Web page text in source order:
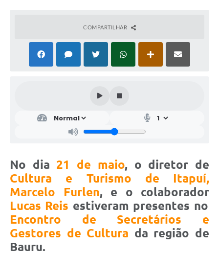
COMPARTILHAR
No dia 21 de maio, o diretor de
Cultura e Turismo de Itapuí,
Marcelo Furlen, e o colaborador
Lucas Reis estiveram presentes no
Encontro de
Secretários e
Gestores de Cultura da região de
Bauru.